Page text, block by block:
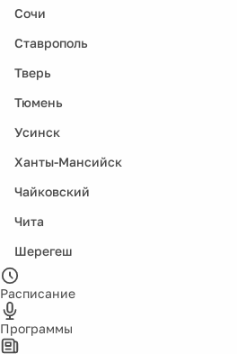
Сочи
Ставрополь
Тверь
Тюмень
Усинск
Ханты-Мансийск
Чайковский
Чита
Шерегеш
Расписание
Программы